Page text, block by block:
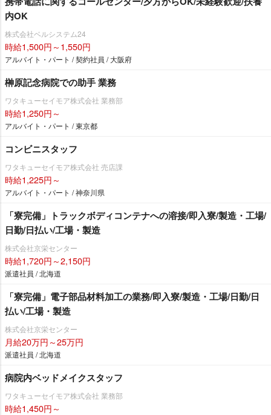
内OK
株式会社ベルシステム24
時給1,500円～1,550円
アルバイト・パート / 契約社員 / 大阪府
榊原記念病院での助手 業務
ワタキューセイモア株式会社 業務部
時給1,250円～
アルバイト・パート / 東京都
コンビニスタッフ
ワタキューセイモア株式会社 売店課
時給1,225円～
アルバイト・パート / 神奈川県
「寮完備」トラックボディコンテナへの溶接/即入寮/製造・工場/
日勤/日払い/工場・製造
株式会社京栄センター
時給1,720円～2,150円
派遣社員 / 北海道
「寮完備」電子部品材料加工の業務/即入寮/製造・工場/日勤/日
払い/工場・製造
株式会社京栄センター
月給20万円～25万円
派遣社員 / 北海道
病院内ベッドメイクスタッフ
ワタキューセイモア株式会社 業務部
時給1,450円～